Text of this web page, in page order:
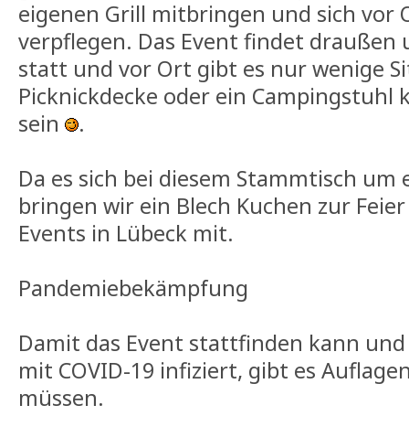
eigenen Grill mitbringen und sich vor
verpflegen. Das Event findet draußen
statt und vor Ort gibt es nur wenige
Picknickdecke oder ein Campingstuhl
sein
.
Da es sich bei diesem Stammtisch
bringen wir ein Blech Kuchen zur
Events in Lübeck mit.
Pandemiebekämpfung
Damit das Event stattfinden kann
mit COVID-19 infiziert, gibt es
müssen.